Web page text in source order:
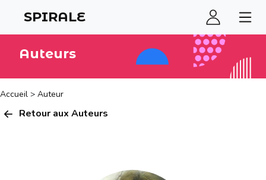
SPIRALE
Auteurs
Accueil > Auteur
Retour aux Auteurs